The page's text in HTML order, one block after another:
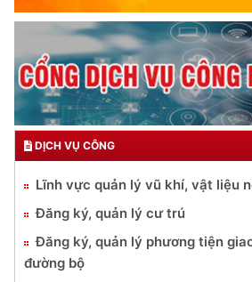
DỊCH VỤ CÔNG
Lĩnh vực quản lý vũ khí, vật liệu
Đăng ký, quản lý cư trú
Đăng ký, quản lý phương tiện
đường bộ